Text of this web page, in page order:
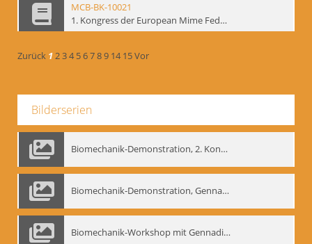
MCB-BK-10021
1. Kongress der European Mime Federation, Amsterdam, September 1991 - interne Signatur: BM-prt-229
Zurück 1234 56789 14 15Vor
Bilderserien
Biomechanik-Demonstration, 2. Kongress der EMF, Mai 1995
Biomechanik-Demonstration, Gennadij Bogdanow im Berliner Ensemble, 04.10.1991
Biomechanik-Workshop mit Gennadij Nikolajewitsch Bogdanow im Mime Centrum Berlin, 1991